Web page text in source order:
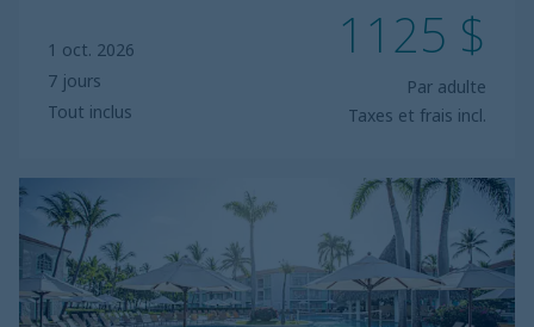
1 oct. 2026
7 jours
Tout inclus
1125 $
Par adulte
Taxes et frais incl.
Gran
Ventana
Beach
Resort